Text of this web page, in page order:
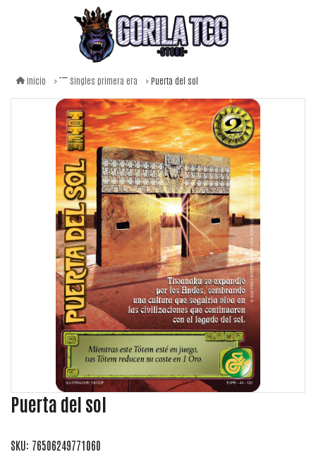
Inicio Singles primera era Puerta del sol
Puerta del sol
SKU: 76506249771060